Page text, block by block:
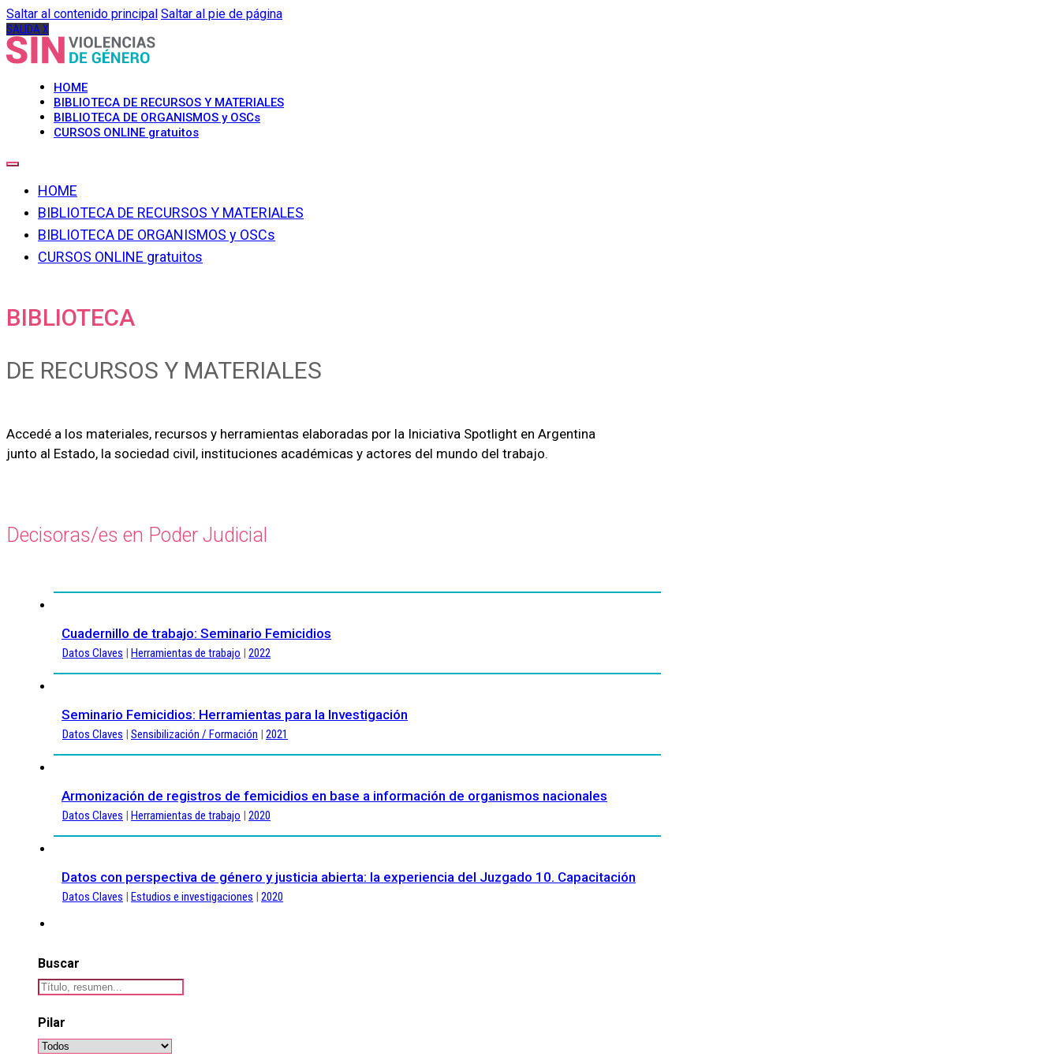
Saltar al contenido principal Saltar al pie de página
SALIDA X
HOME
BIBLIOTECA DE RECURSOS Y MATERIALES
BIBLIOTECA DE ORGANISMOS y OSCs
CURSOS ONLINE gratuitos
HOME
BIBLIOTECA DE RECURSOS Y MATERIALES
BIBLIOTECA DE ORGANISMOS y OSCs
CURSOS ONLINE gratuitos
BIBLIOTECA
DE RECURSOS Y MATERIALES
Accedé a los materiales, recursos y herramientas elaboradas por la Iniciativa Spotlight en Argentina
junto al Estado, la sociedad civil, instituciones académicas y actores del mundo del trabajo.
Decisoras/es en Poder Judicial
Cuadernillo de trabajo: Seminario Femicidios
Datos Claves Herramientas de trabajo 2022
Seminario Femicidios: Herramientas para la Investigación
Datos Claves Sensibilización / Formación 2021
Armonización de registros de femicidios en base a información de organismos nacionales
Datos Claves Herramientas de trabajo 2020
Datos con perspectiva de género y justicia abierta: la experiencia del Juzgado 10. Capacitación
Datos Claves Estudios e investigaciones 2020
Buscar
Pilar